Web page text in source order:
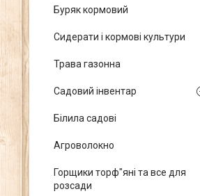
Буряк кормовий
Сидерати і кормові культури
Трава газонна
Садовий інвентар
Білила садові
Агроволокно
Горщики торф"яні та все для
розсади